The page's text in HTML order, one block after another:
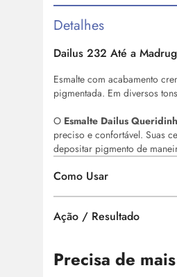
Detalhes
Dailus 232 Até a
Esmalte com acabamento
pigmentada. Em diversos
O Esmalte Dailus
preciso e confortável. Suas
depositar pigmento de
Como Usar
Ação / Resultado
Precisa de